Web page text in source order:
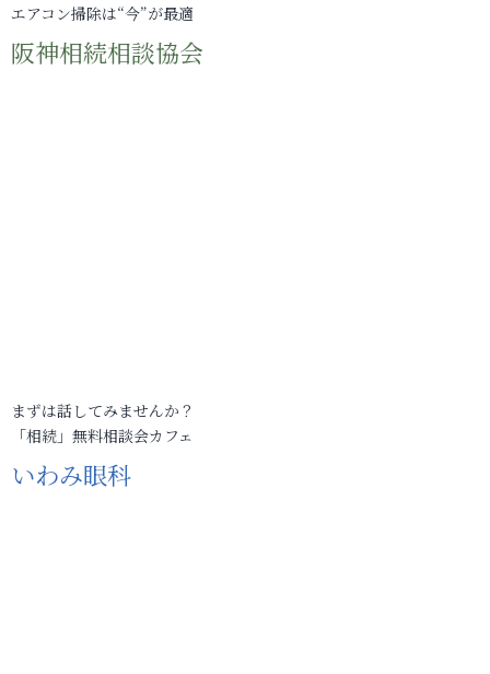
エアコン掃除は“今”が最適
阪神相続相談協会
まずは話してみませんか？
「相続」無料相談会カフェ
いわみ眼科